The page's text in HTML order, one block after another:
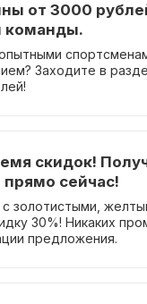
от 3000
команды.
Заходите в
скидок!
сейчас!
золотистыми,
30%! Никаких
предложения.